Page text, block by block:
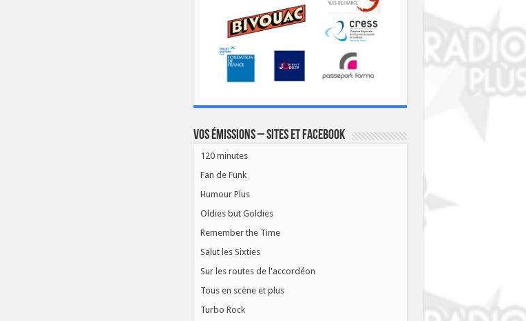
Vos émissions – Sites et Facebook
120 minutes
Fan de Funk
Humour Plus
Oldies but Goldies
Remember the Time
Salut les Sixties
Sur les routes de l'accordéon
Tous en scène et plus
Turbo Rock